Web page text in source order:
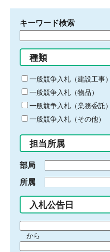
キーワード検索
る
キ
ー
ワ
ー
ド
入
力
種類
一般競争入札（建設工事）
一般競争入札（物品）
一般競争入札（業務委託）
一般競争入札（その他）
担当所属
部局
所属
入札公告日
間から